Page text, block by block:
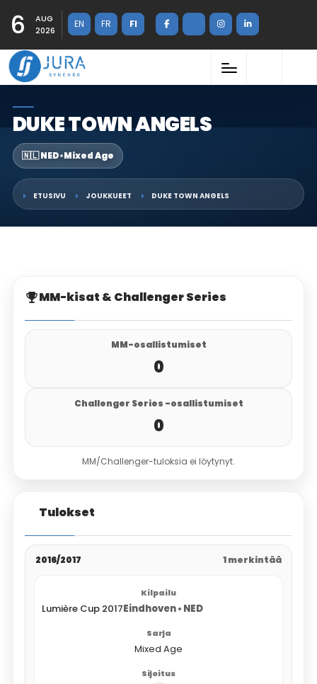
6
AUG
2026
EN FR FI
DUKE TOWN ANGELS
🇳🇱 NED•Mixed Age
ETUSIVU JOUKKUEET DUKE TOWN ANGELS
MM-kisat & Challenger Series
MM-osallistumiset
0
Challenger Series -osallistumiset
0
MM/Challenger-tuloksia ei löytynyt.
Tulokset
2016/2017 1 merkintää
Lumière Cup 2017Eindhoven • NED
Mixed Age